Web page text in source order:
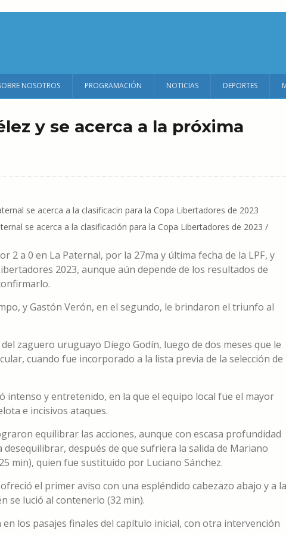
NOSOTROS PROGRAMACIÓN NOTICIAS DEPORTES
y se acerca a la próxima
se acerca a la clasificación para la Copa Libertadores de 2023 /
2 a 0 en La Paternal, por la 27ma y última fecha de la LPF, y
2023, aunque aún depende de los resultados de
y Gastón Verón, en el segundo, le brindaron el triunfo al
zaguero uruguayo Diego Godín, luego de dos meses que le
cuando fue incorporado a la lista previa de la selección de
intenso y entretenido, en la que el equipo local fue el mayor
e incisivos ataques.
equilibrar las acciones, aunque con escasa profundidad
después de que sufriera la salida de Mariano
min), quien fue sustituido por Luciano Sánchez.
el primer aviso con una espléndido cabezazo abajo y a la
se lució al contenerlo (32 min).
en los pasajes finales del capítulo inicial, con otra intervención